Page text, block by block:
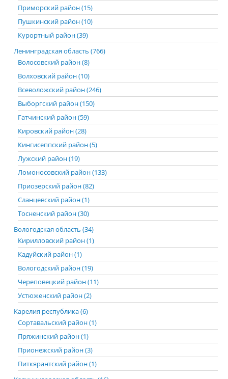
Приморский район (15)
Пушкинский район (10)
Курортный район (39)
Ленинградская область (766)
Волосовский район (8)
Волховский район (10)
Всеволожский район (246)
Выборгский район (150)
Гатчинский район (59)
Кировский район (28)
Кингисеппский район (5)
Лужский район (19)
Ломоносовский район (133)
Приозерский район (82)
Сланцевский район (1)
Тосненский район (30)
Вологодская область (34)
Кирилловский район (1)
Кадуйский район (1)
Вологодский район (19)
Череповецкий район (11)
Устюженский район (2)
Карелия республика (6)
Сортавальский район (1)
Пряжинский район (1)
Прионежский район (3)
Питкярантский район (1)